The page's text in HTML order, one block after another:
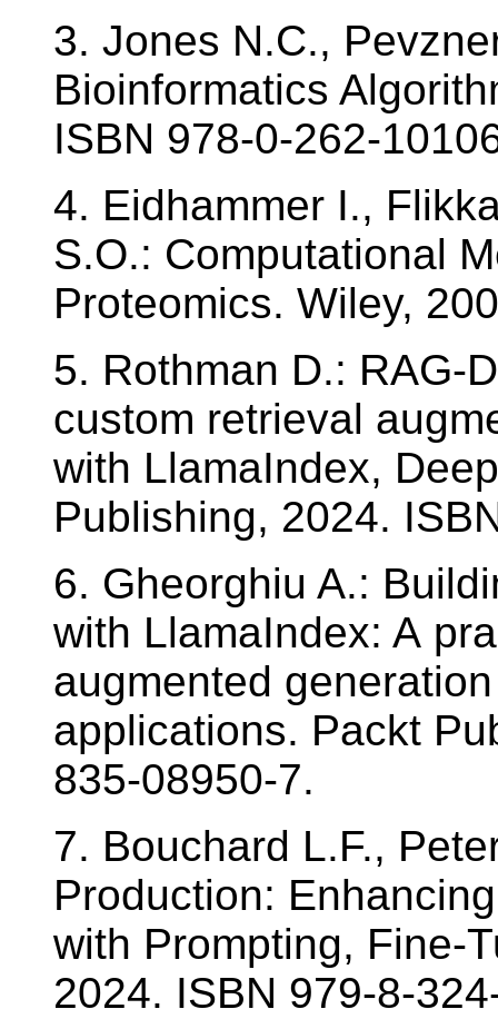
3. Jones N.C.,
Bioinformatics
ISBN 978-0-262-
4. Eidhammer I.,
S.O.: Computational
Proteomics. Wiley,
5. Rothman D.: RAG-
custom retrieval
with LlamaIndex,
Publishing, 2024.
6. Gheorghiu A.:
with LlamaIndex: A
augmented
applications. Packt
835-08950-7.
7. Bouchard L.F.,
Production:
with Prompting, Fine-
2024. ISBN 979-8-